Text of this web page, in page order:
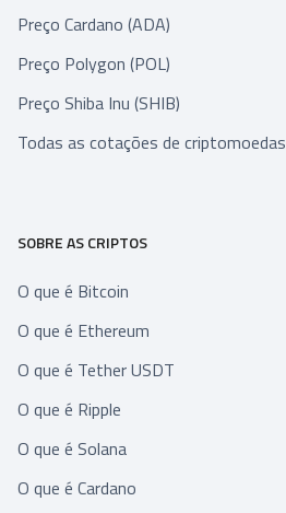
Preço Cardano (ADA)
Preço Polygon (POL)
Preço Shiba Inu (SHIB)
Todas as cotações de criptomoedas
SOBRE AS CRIPTOS
O que é Bitcoin
O que é Ethereum
O que é Tether USDT
O que é Ripple
O que é Solana
O que é Cardano